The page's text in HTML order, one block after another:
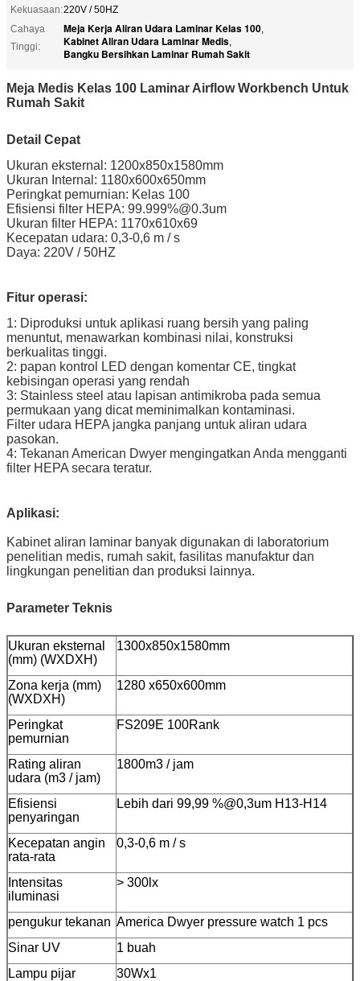
Kekuasaan:220V / 50HZ
Cahaya
Tinggi:
Meja Kerja Aliran Udara Laminar Kelas 100,
Kabinet Aliran Udara Laminar Medis,
Bangku Bersihkan Laminar Rumah Sakit
Meja Medis Kelas 100 Laminar Airflow Workbench Untuk
Rumah Sakit
Detail Cepat
Ukuran eksternal: 1200x850x1580mm
Ukuran Internal: 1180x600x650mm
Peringkat pemurnian: Kelas 100
Efisiensi filter HEPA: 99.999%@0.3um
Ukuran filter HEPA: 1170x610x69
Kecepatan udara: 0,3-0,6 m / s
Daya: 220V / 50HZ
Fitur operasi:
1: Diproduksi untuk aplikasi ruang bersih yang paling
menuntut, menawarkan kombinasi nilai, konstruksi
berkualitas tinggi.
2: papan kontrol LED dengan komentar CE, tingkat
kebisingan operasi yang rendah
3: Stainless steel atau lapisan antimikroba pada semua
permukaan yang dicat meminimalkan kontaminasi.
Filter udara HEPA jangka panjang untuk aliran udara
pasokan.
4: Tekanan American Dwyer mengingatkan Anda mengganti
filter HEPA secara teratur.
Aplikasi:
Kabinet aliran laminar banyak digunakan di laboratorium
penelitian medis, rumah sakit, fasilitas manufaktur dan
lingkungan penelitian dan produksi lainnya.
Parameter Teknis
Ukuran eksternal
(mm) (WXDXH)
1300x850x1580mm
Zona kerja (mm)
(WXDXH)
1280 x650x600mm
Peringkat
pemurnian
FS209E 100Rank
Rating aliran
udara (m3 / jam)
1800m3 / jam
Efisiensi
penyaringan
Lebih dari 99,99 %@0,3um H13-H14
Kecepatan angin
rata-rata
0,3-0,6 m / s
Intensitas
iluminasi
> 300lx
pengukur tekanan America Dwyer pressure watch 1 pcs
Sinar UV
1 buah
Lampu pijar
30Wx1